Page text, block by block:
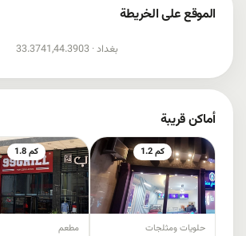
أماكن قريبة
1.2 كم
حلويات ومثلجات
1.8 كم
مطعم
الموقع على الخريطة
بغداد · 33.3741,44.3903